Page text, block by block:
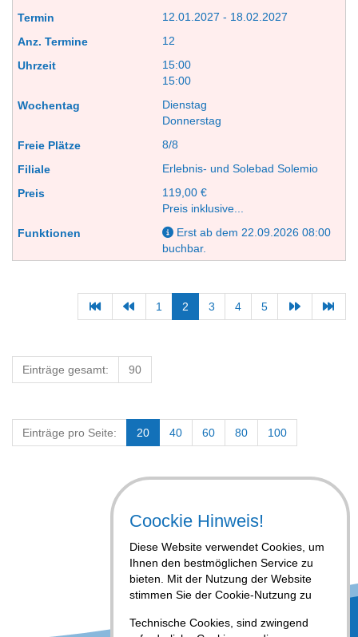
12.01.2027 - 18.02.2027
12
15:00
15:00
Dienstag
Donnerstag
8/8
Erlebnis- und Solebad Solemio
119,00 €
Preis inklusive...
Erst ab dem 22.09.2026 08:00
buchbar.
1 2 3 4 5
Einträge gesamt: 90
Einträge pro Seite: 20 40 60 80 100
Coockie Hinweis!
Diese Website verwendet Cookies, um
Ihnen den bestmöglichen Service zu
bieten. Mit der Nutzung der Website
stimmen Sie der Cookie-Nutzung zu
Technische Cookies, sind zwingend